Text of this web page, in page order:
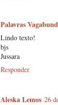
Palavras
Lindo texto!
bjs
Jussara
Responder
Aleska Lemos 26